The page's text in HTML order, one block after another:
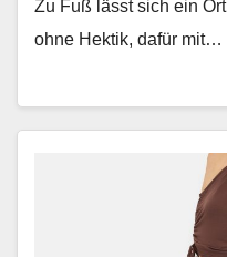
Zu Fuß lässt sich ein
ohne Hek­tik, dafür mit…